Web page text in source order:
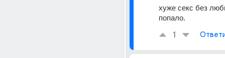
хуже секс без
попало.
1